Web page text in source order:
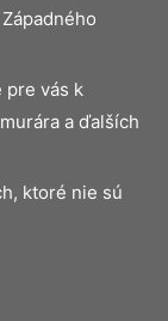
pre vás k
a ďalších
ktoré nie sú